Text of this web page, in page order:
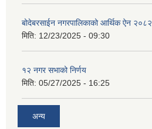
बोदेबरसाईन नगरपालिकाको आर्थिक ऐन २०८२
मिति: 12/23/2025 - 09:30
१२ नगर सभाको निर्णय
मिति: 05/27/2025 - 16:25
अन्य